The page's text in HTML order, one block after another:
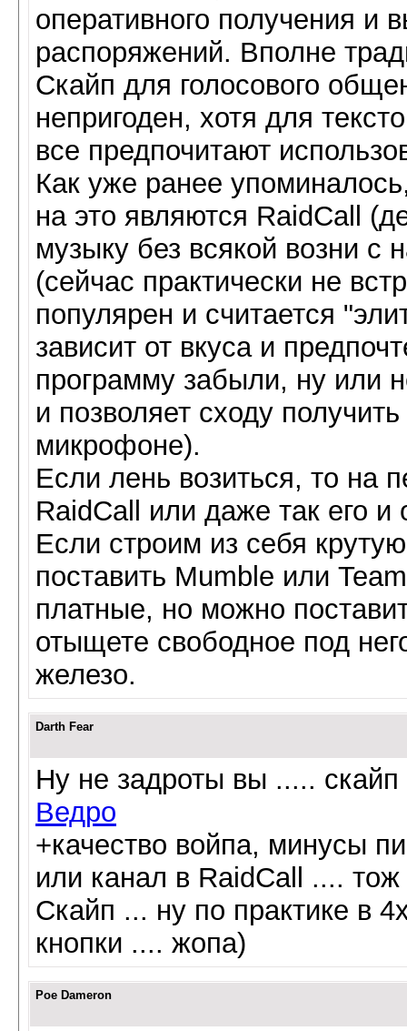
оперативного получения и
распоряжений. Вполне
Скайп для голосового
непригоден, хотя для
все предпочитают
Как уже ранее
на это являются RaidCall
музыку без всякой возни с
(сейчас практически не
популярен и считается
зависит от вкуса и
программу забыли, ну или
и позволяет сходу
микрофоне).
Если лень возиться, то на
RaidCall или даже так его и
Если строим из себя
поставить Mumble или
платные, но можно
отыщете свободное под
железо.
Darth Fear
Ну не задроты вы ..... скайп
Ведро
+качество войпа, минусы
или канал в RaidCall .... тож
Скайп ... ну по практике в
кнопки .... жопа)
Poe Dameron